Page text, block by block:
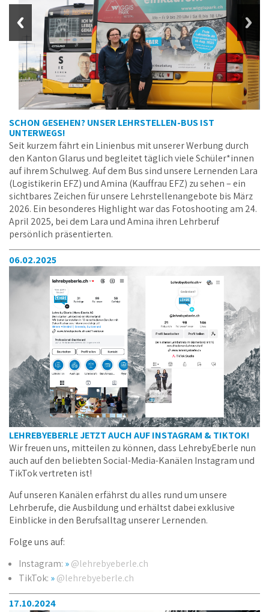
SCHON GESEHEN? UNSER LEHRSTELLEN-BUS IST
UNTERWEGS!
Seit kurzem fährt ein Linienbus mit unserer Werbung durch
den Kanton Glarus und begleitet täglich viele Schüler*innen
auf ihrem Schulweg. Auf dem Bus sind unsere Lernenden Lara
(Logistikerin EFZ) und Amina (Kauffrau EFZ) zu sehen – ein
sichtbares Zeichen für unsere Lehrstellenangebote bis März
2026. Ein besonderes Highlight war das Fotoshooting am 24.
persönlich präsentierten.
06.02.2025
LEHREBYEBERLE JETZT AUCH AUF INSTAGRAM & TIKTOK!
Wir freuen uns, mitteilen zu können, dass LehrebyEberle nun
TikTok vertreten ist!
Auf unseren Kanälen erfährst du alles rund um unsere
Einblicke in den Berufsalltag unserer Lernenden.
Folge uns auf:
Instagram:
@lehrebyeberle.ch
TikTok: